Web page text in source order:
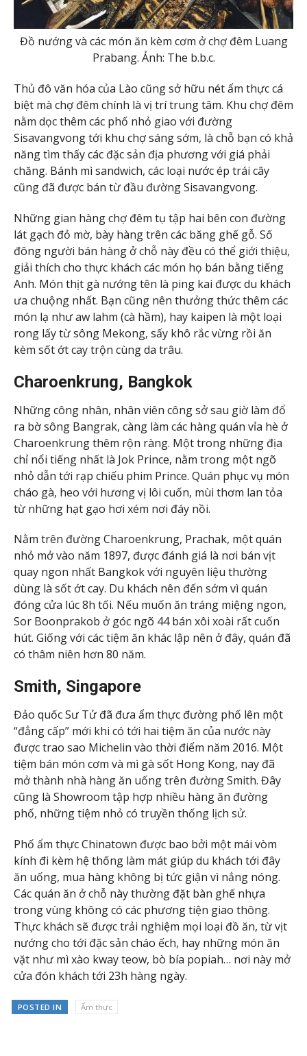
Đồ nướng và các món ăn kèm cơm ở chợ đêm Luang
Prabang. Ảnh: The b.b.c.
Thủ đô văn hóa của Lào cũng sở hữu nét ẩm thực cá
biệt mà chợ đêm chính là vị trí trung tâm. Khu chợ đêm
nằm dọc thêm các phố nhỏ giao với đường
Sisavangvong tới khu chợ sáng sớm, là chỗ bạn có khả
năng tìm thấy các đặc sản địa phương với giá phải
chăng. Bánh mì sandwich, các loại nước ép trái cây
cũng đã được bán từ đầu đường Sisavangvong.
Những gian hàng chợ đêm tụ tập hai bên con đường
lát gạch đỏ mờ, bày hàng trên các băng ghế gỗ. Số
đông người bán hàng ở chỗ này đều có thể giới thiệu,
giải thích cho thực khách các món họ bán bằng tiếng
Anh. Món thịt gà nướng tên là ping kai được du khách
ưa chuộng nhất. Bạn cũng nên thưởng thức thêm các
món lạ như aw lahm (cà hầm), hay kaipen là một loại
rong lấy từ sông Mekong, sấy khô rắc vừng rồi ăn
kèm sốt ớt cay trộn cùng da trâu.
Charoenkrung, Bangkok
Những công nhân, nhân viên công sở sau giờ làm đổ
ra bờ sông Bangrak, càng làm các hàng quán vỉa hè ở
Charoenkrung thêm rộn ràng. Một trong những địa
chỉ nổi tiếng nhất là Jok Prince, nằm trong một ngõ
nhỏ dẫn tới rạp chiếu phim Prince. Quán phục vụ món
cháo gà, heo với hương vị lôi cuốn, mùi thơm lan tỏa
từ những hạt gạo hơi xém nơi đáy nồi.
Nằm trên đường Charoenkrung, Prachak, một quán
nhỏ mở vào năm 1897, được đánh giá là nơi bán vịt
quay ngon nhất Bangkok với nguyên liệu thường
dùng là sốt ớt cay. Du khách nên đến sớm vì quán
đóng cửa lúc 8h tối. Nếu muốn ăn tráng miệng ngon,
Sor Boonprakob ở góc ngõ 44 bán xôi xoài rất cuốn
hút. Giống với các tiệm ăn khác lập nên ở đây, quán đã
có thâm niên hơn 80 năm.
Smith, Singapore
Đảo quốc Sư Tử đã đưa ẩm thực đường phố lên một
“đẳng cấp” mới khi có tới hai tiệm ăn của nước này
được trao sao Michelin vào thời điểm năm 2016. Một
tiệm bán món cơm và mì gà sốt Hong Kong, nay đã
mở thành nhà hàng ăn uống trên đường Smith. Đây
cũng là Showroom tập hợp nhiều hàng ăn đường
phố, những tiệm nhỏ có truyền thống lịch sử.
Phố ẩm thực Chinatown được bao bởi một mái vòm
kính đi kèm hệ thống làm mát giúp du khách tới đây
ăn uống, mua hàng không bị tức giận vì nắng nóng.
Các quán ăn ở chỗ này thường đặt bàn ghế nhựa
trong vùng không có các phương tiện giao thông.
Thực khách sẽ được trải nghiệm mọi loại đồ ăn, từ vịt
nướng cho tới đặc sản cháo ếch, hay những món ăn
vặt như mì xào kway teow, bò bía popiah… nơi này mở
cửa đón khách tới 23h hàng ngày.
POSTED IN Ẩm thực